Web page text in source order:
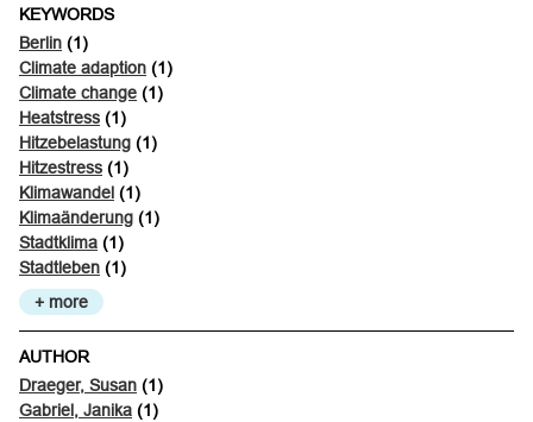
KEYWORDS
Berlin (1)
Climate adaption (1)
Climate change (1)
Heatstress (1)
Hitzebelastung (1)
Hitzestress (1)
Klimawandel (1)
Klimaänderung (1)
Stadtklima (1)
Stadtleben (1)
+ more
AUTHOR
Draeger, Susan (1)
Gabriel, Janika (1)